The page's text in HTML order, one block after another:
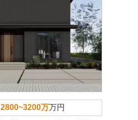
2800~3200万万円